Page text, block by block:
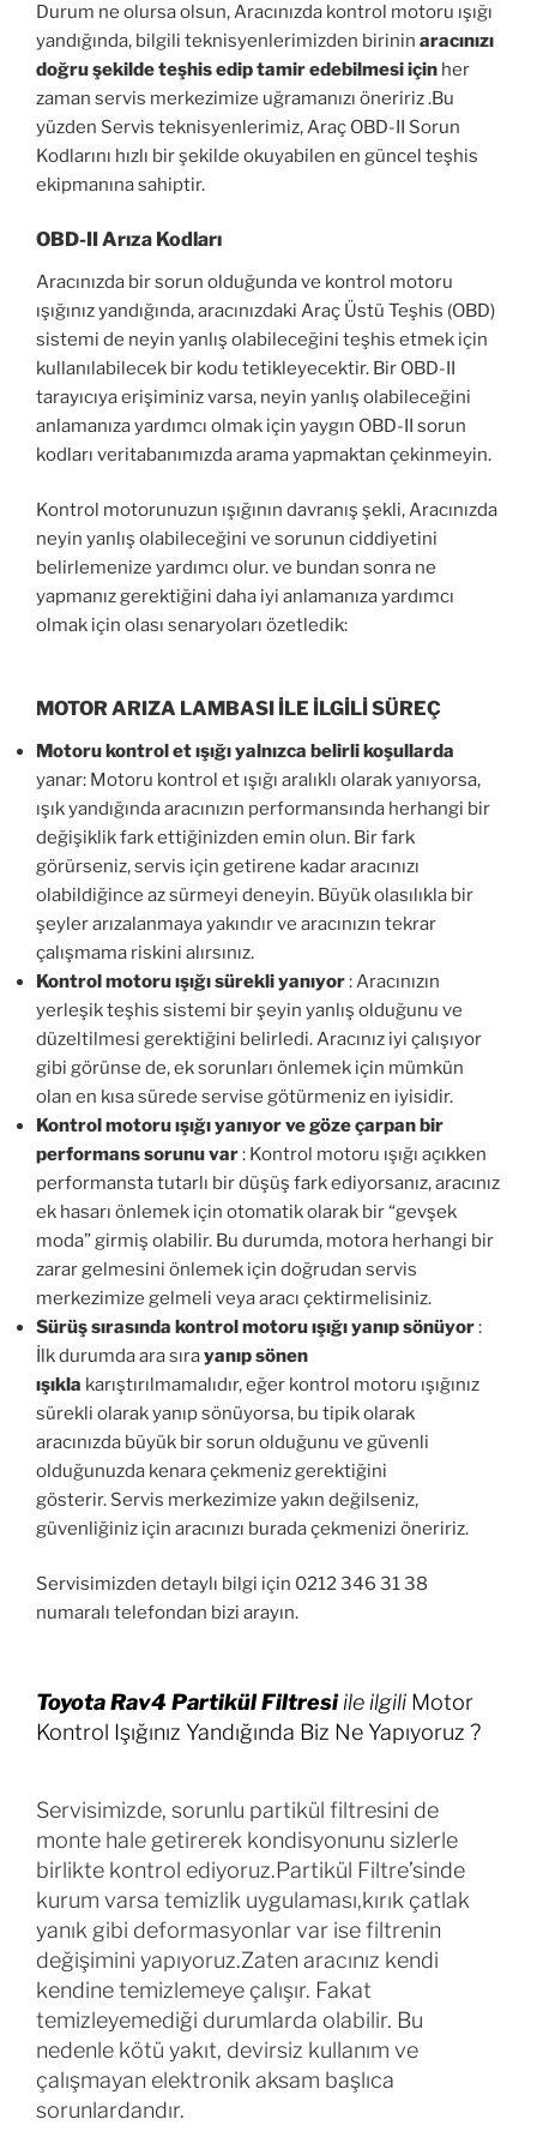
Durum ne olursa olsun, Aracınızda kontrol motoru ışığı
yandığında, bilgili teknisyenlerimizden birinin aracınızı
doğru şekilde teşhis edip tamir edebilmesi için her
zaman servis merkezimize uğramanızı öneririz .Bu
yüzden Servis teknisyenlerimiz, Araç OBD-II Sorun
Kodlarını hızlı bir şekilde okuyabilen en güncel teşhis
ekipmanına sahiptir.
OBD-II Arıza Kodları
Aracınızda bir sorun olduğunda ve kontrol motoru
ışığınız yandığında, aracınızdaki Araç Üstü Teşhis (OBD)
sistemi de neyin yanlış olabileceğini teşhis etmek için
kullanılabilecek bir kodu tetikleyecektir. Bir OBD-II
tarayıcıya erişiminiz varsa, neyin yanlış olabileceğini
anlamanıza yardımcı olmak için yaygın OBD-II sorun
kodları veritabanımızda arama yapmaktan çekinmeyin.
Kontrol motorunuzun ışığının davranış şekli, Aracınızda
neyin yanlış olabileceğini ve sorunun ciddiyetini
belirlemenize yardımcı olur. ve bundan sonra ne
yapmanız gerektiğini daha iyi anlamanıza yardımcı
olmak için olası senaryoları özetledik:
MOTOR ARIZA LAMBASI İLE İLGİLİ SÜREÇ
Motoru kontrol et ışığı yalnızca belirli koşullarda
yanar: Motoru kontrol et ışığı aralıklı olarak yanıyorsa,
ışık yandığında aracınızın performansında herhangi bir
değişiklik fark ettiğinizden emin olun. Bir fark
görürseniz, servis için getirene kadar aracınızı
olabildiğince az sürmeyi deneyin. Büyük olasılıkla bir
şeyler arızalanmaya yakındır ve aracınızın tekrar
çalışmama riskini alırsınız.
Kontrol motoru ışığı sürekli yanıyor: Aracınızın
yerleşik teşhis sistemi bir şeyin yanlış olduğunu ve
düzeltilmesi gerektiğini belirledi. Aracınız iyi çalışıyor
gibi görünse de, ek sorunları önlemek için mümkün
olan en kısa sürede servise götürmeniz en iyisidir.
Kontrol motoru ışığı yanıyor ve göze çarpan bir
performans sorunu var: Kontrol motoru ışığı açıkken
performansta tutarlı bir düşüş fark ediyorsanız, aracınız
ek hasarı önlemek için otomatik olarak bir “gevşek
moda” girmiş olabilir. Bu durumda, motora herhangi bir
zarar gelmesini önlemek için doğrudan servis
merkezimize gelmeli veya aracı çektirmelisiniz.
Sürüş sırasında kontrol motoru ışığı yanıp sönüyor:
İlk durumda ara sırayanıp sönen
ışıkla karıştırılmamalıdır, eğer kontrol motoru ışığınız
sürekli olarak yanıp sönüyorsa, bu tipik olarak
aracınızda büyük bir sorun olduğunu ve güvenli
olduğunuzda kenara çekmeniz gerektiğini
gösterir. Servis merkezimize yakın değilseniz,
güvenliğiniz için aracınızı burada çekmenizi öneririz.
Servisimizden detaylı bilgi için 0212 346 31 38
numaralı telefondan bizi arayın.
Toyota Rav4 Partikül Filtresiile ilgili Motor
Kontrol Işığınız Yandığında Biz Ne Yapıyoruz ?
Servisimizde, sorunlu partikül filtresini de
monte hale getirerek kondisyonunu sizlerle
birlikte kontrol ediyoruz.Partikül Filtre’sinde
kurum varsa temizlik uygulaması,kırık çatlak
yanık gibi deformasyonlar var ise filtrenin
değişimini yapıyoruz.Zaten aracınız kendi
kendine temizlemeye çalışır. Fakat
temizleyemediği durumlarda olabilir. Bu
nedenle kötü yakıt, devirsiz kullanım ve
çalışmayan elektronik aksam başlıca
sorunlardandır.